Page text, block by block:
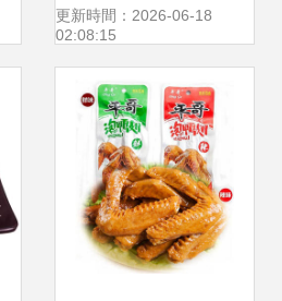
食之選
更新時間：2026-06-18
02:08:15